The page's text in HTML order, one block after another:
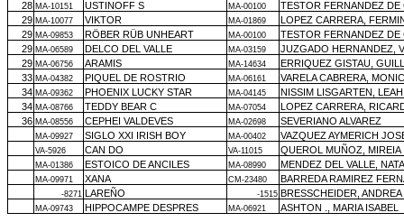
28 MA-10151 USTINOFF S MA-00100
TESTOR FERNANDEZ DE
29 MA-10077 VIKTOR MA-01869
LOPEZ CARRERA,
29 MA-09853 RÖBER RÜB UNHEART MA-00100
TESTOR FERNANDEZ DE
29 MA-06589 DELCO DEL VALLE MA-03159
JUZGADO HERNANDEZ,
29 MA-06756 ARAMIS MA-14634
ERRIQUEZ GISTAU,
33 MA-04382 PIQUEL DE ROSTRIO MA-06161
VARELA CABRERA,
34 MA-09362 PHOENIX LUCKY STAR MA-04145
NISSIM LISGARTEN, LEAH
34 MA-08766 TEDDY BEAR C MA-07054
LOPEZ CARRERA,
36 MA-08556 CEPHEI VALDEVES MA-02698 SEVERIANO ALVAREZ
MA-09927 SIGLO XXI IRISH BOY MA-00402 VAZQUEZ AYMERICH
VA-5926 CAN DO VA-11015 QUEROL MUÑOZ, MIREIA
MA-01386 ESTOICO DE ANCILES MA-08990 MENDEZ DEL VALLE,
MA-09971 XANA CM-23480 BARREDA RAMIREZ
-8271 LAREÑO -1515 BRESSCHEIDER, ANDREA
MA-09743 HIPPOCAMPE DESPRES MA-06921 ASHTON ., MARIA ISABEL